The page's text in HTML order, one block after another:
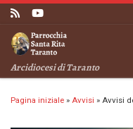
Passa al contenuto
Arcidiocesi di Taranto
Pagina iniziale » Avvisi » Avvisi